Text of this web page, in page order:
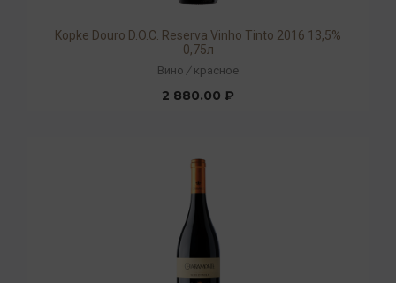
Kopke Douro D.O.C. Reserva Vinho Tinto 2016 13,5%
0,75л
Вино / красное
2 880.00 ₽